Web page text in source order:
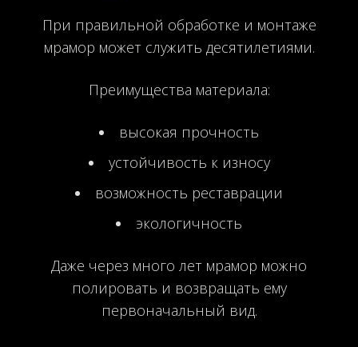
При правильной обработке и монтаже
мрамор может служить десятилетиями.
Преимущества материала:
высокая прочность
устойчивость к износу
возможность реставрации
экологичность
Даже через много лет мрамор можно
полировать и возвращать ему
первоначальный вид.